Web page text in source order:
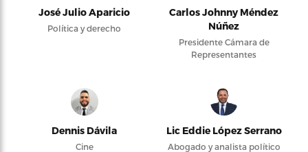
José Julio Aparicio
Política y derecho
Carlos Johnny Méndez
Núñez
Presidente Cámara de
Representantes
Dennis Dávila
Cine
Lic Eddie López Serrano
Abogado y analista político